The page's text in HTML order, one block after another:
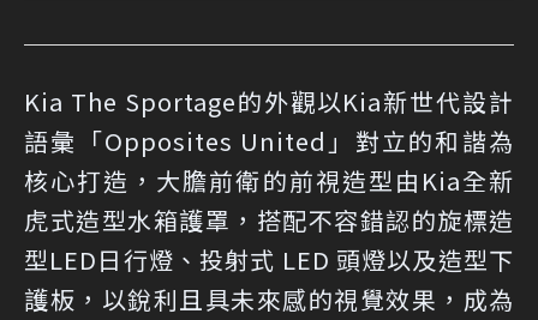
Kia The Sportage的外觀以Kia新世代設計
語彙「Opposites United」對立的和諧為
核心打造，大膽前衛的前視造型由Kia全新
虎式造型水箱護罩，搭配不容錯認的旋標造
型LED日行燈、投射式 LED 頭燈以及造型下
護板，以銳利且具未來感的視覺效果，成為